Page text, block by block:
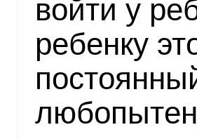
войти у
ребенку